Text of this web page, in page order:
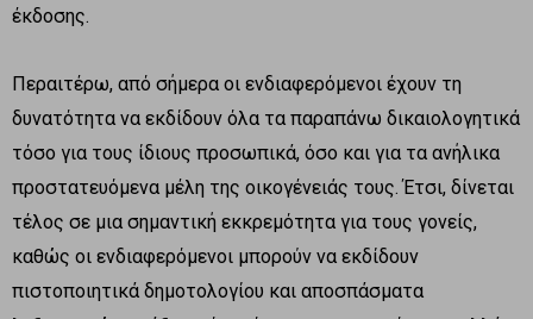
έκδοσης.
Περαιτέρω, από σήμερα οι ενδιαφερόμενοι έχουν τη
δυνατότητα να εκδίδουν όλα τα παραπάνω δικαιολογητικά
τόσο για τους ίδιους προσωπικά, όσο και για τα ανήλικα
προστατευόμενα μέλη της οικογένειάς τους. Έτσι, δίνεται
τέλος σε μια σημαντική εκκρεμότητα για τους γονείς,
καθώς οι ενδιαφερόμενοι μπορούν να εκδίδουν
πιστοποιητικά δημοτολογίου και αποσπάσματα